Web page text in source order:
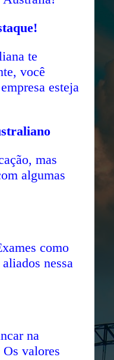
te
você
esteja
mas
algumas
como
nessa
na
valores